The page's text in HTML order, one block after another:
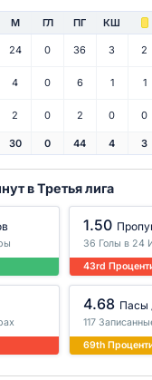
М ГЛ ПГ КШ
24 0 36 3 2
4 0 6 1 1
2 0 2 0 0
30 0 44 4 3
в Третья лига
1.50
36 Голы в 24
43rd
4.68 Пасы
117
69th